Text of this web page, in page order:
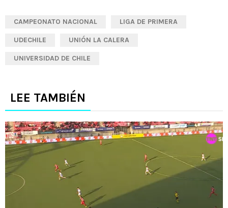
CAMPEONATO NACIONAL LIGA DE PRIMERA
UDECHILE UNIÓN LA CALERA
UNIVERSIDAD DE CHILE
LEE TAMBIÉN